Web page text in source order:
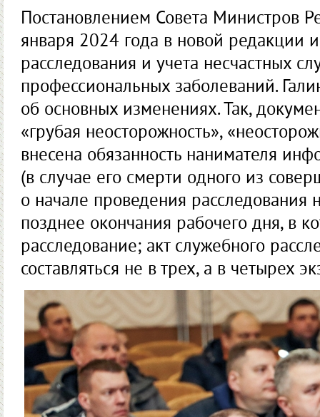
Постановлением Совета Министров
января 2024 года в новой редакции
расследования и учета несчастных
профессиональных заболеваний.
об основных изменениях. Так,
«грубая неосторожность»,
внесена обязанность нанимателя
(в случае его смерти одного из
о начале проведения расследования
позднее окончания рабочего дня, в
расследование; акт служебного
составляться не в трех, а в четырех